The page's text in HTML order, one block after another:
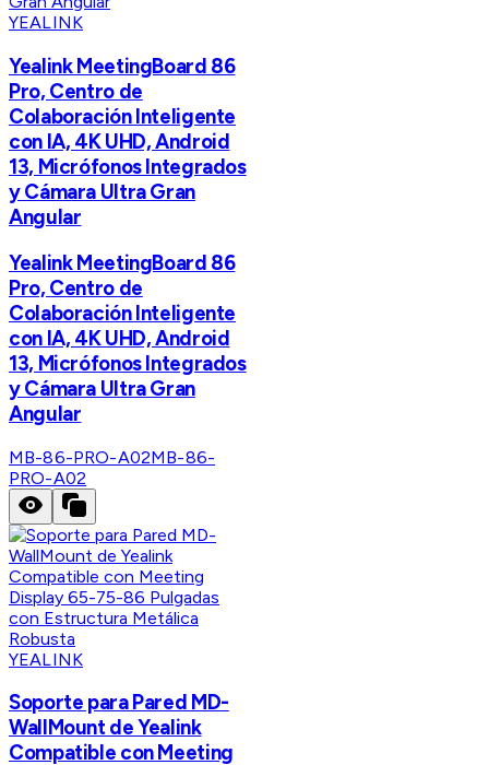
YEALINK
Yealink MeetingBoard 86
Pro, Centro de
Colaboración Inteligente
con IA, 4K UHD, Android
13, Micrófonos Integrados
y Cámara Ultra Gran
Angular
Yealink MeetingBoard 86
Pro, Centro de
Colaboración Inteligente
con IA, 4K UHD, Android
13, Micrófonos Integrados
y Cámara Ultra Gran
Angular
MB-86-PRO-A02MB-86-
PRO-A02
YEALINK
Soporte para Pared MD-
WallMount de Yealink
Compatible con Meeting